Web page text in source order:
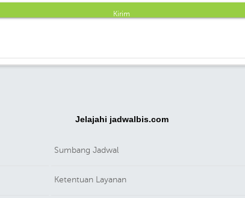
Kirim
Jelajahi jadwalbis.com
Sumbang Jadwal
Ketentuan Layanan